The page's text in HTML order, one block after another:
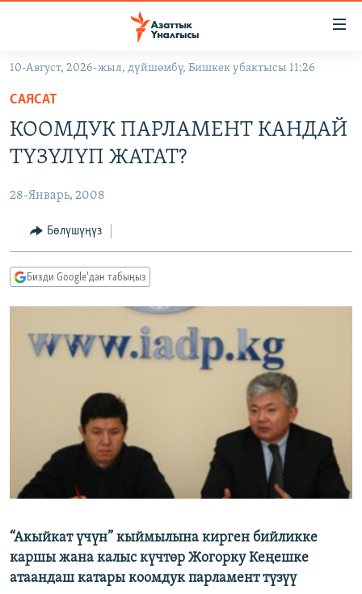
Навигацияга
өтүңүз
Издөөгө
салыңыз
ЭКОНОМИКА
МАДАНИЯТ
БОРБОР АЗИЯ
АТАЙЫН ИЛИКТӨӨ
ТВ ПРОГРАММАЛАР
ЭКСПЕРТТЕР ТАЛДАЙТ
ДАНИСТЕ
ЫҢГАЙСЫЗ СУРООЛОР
ӨЗГӨЧӨ ПИКИР
Русский
ЭЕ/АРнун бардык сайттары
10-Август, 2026-жыл, дүйшөмбү, Бишкек убактысы 11:26
САЯСАТ
КООМДУК ПАРЛАМЕНТ КАНДАЙ
ТҮЗҮЛҮП ЖАТАТ?
28-Январь, 2008
Бөлүшүңүз
Бизди Google'дан табыңыз
“Акыйкат үчүн” кыймылына кирген бийликке
каршы жана калыс күчтөр Жогорку Кеңешке
атаандаш катары коомдук парламент түзүү